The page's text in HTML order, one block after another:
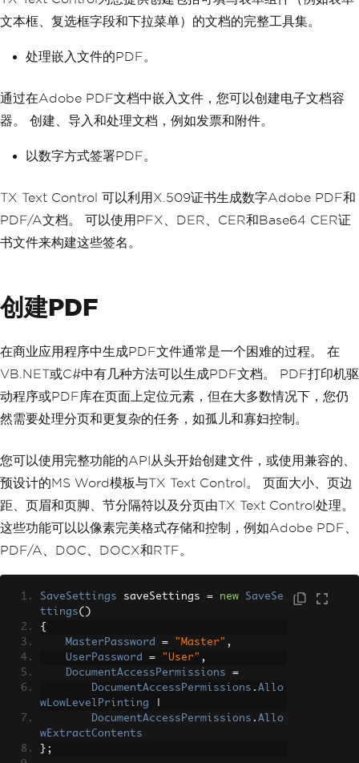
文本框、复选框字段和下拉菜单）的文档的完整工具集。
处理嵌入文件的PDF。
通过在Adobe PDF文档中嵌入文件，您可以创建电子文档容
器。 创建、导入和处理文档，例如发票和附件。
以数字方式签署PDF。
TX Text Control 可以利用X.509证书生成数字Adobe PDF和
PDF/A文档。 可以使用PFX、DER、CER和Base64 CER证
书文件来构建这些签名。
创建PDF
在商业应用程序中生成PDF文件通常是一个困难的过程。 在
VB.NET或C#中有几种方法可以生成PDF文档。 PDF打印机驱
动程序或PDF库在页面上定位元素，但在大多数情况下，您仍
然需要处理分页和更复杂的任务，如孤儿和寡妇控制。
您可以使用完整功能的API从头开始创建文件，或使用兼容的、
预设计的MS Word模板与TX Text Control。 页面大小、页边
距、页眉和页脚、节分隔符以及分页由TX Text Control处理。
这些功能可以以像素完美格式存储和控制，例如Adobe PDF、
PDF/A、DOC、DOCX和RTF。
SaveSettings saveSettings = new
SaveSe
ttings()
{
MasterPassword
= "Master" ,
UserPassword
= "User" ,
DocumentAccessPermissions
=
DocumentAccessPermissions . Allo
wLowLevelPrinting
DocumentAccessPermissions . Allo
wExtractContents
};